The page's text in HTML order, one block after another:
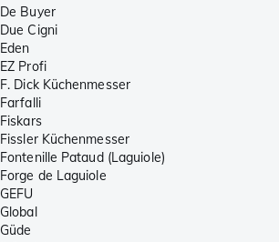
De Buyer
Due Cigni
Eden
EZ Profi
F. Dick Küchenmesser
Farfalli
Fiskars
Fissler Küchenmesser
Fontenille Pataud (Laguiole)
Forge de Laguiole
GEFU
Global
Güde